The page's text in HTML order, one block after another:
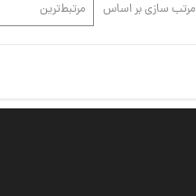
مرتب سازی بر اساس مرتبط‌ترین